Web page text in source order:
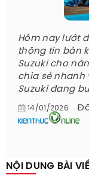
Hôm nay lướt
thông tin bàn
Suzuki cho
chia sẻ nhanh
Suzuki đang
14/01/2026
NỘI DUNG BÀI